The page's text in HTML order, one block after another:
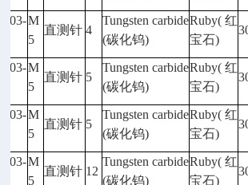
M
5
直测针 4
Tungsten carbide
(碳化钨)
Ruby(红
宝石)
M
5
直测针 5
Tungsten carbide
(碳化钨)
Ruby(红
宝石)
M
5
直测针 5
Tungsten carbide
(碳化钨)
Ruby(红
宝石)
M
5
直测针 12
Tungsten carbide
(碳化钨)
Ruby(红
宝石)